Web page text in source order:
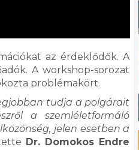
az érdeklődők. A
A workshop-sorozat
problémakört.
tudja a polgárait
a szemléletformáló
jelen esetben a
Dr. Domokos Endre